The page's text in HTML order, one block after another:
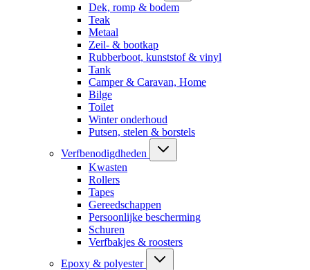
Dek, romp & bodem
Teak
Metaal
Zeil- & bootkap
Rubberboot, kunststof & vinyl
Tank
Camper & Caravan, Home
Bilge
Toilet
Winter onderhoud
Putsen, stelen & borstels
Verfbenodigdheden
Kwasten
Rollers
Tapes
Gereedschappen
Persoonlijke bescherming
Schuren
Verfbakjes & roosters
Epoxy & polyester